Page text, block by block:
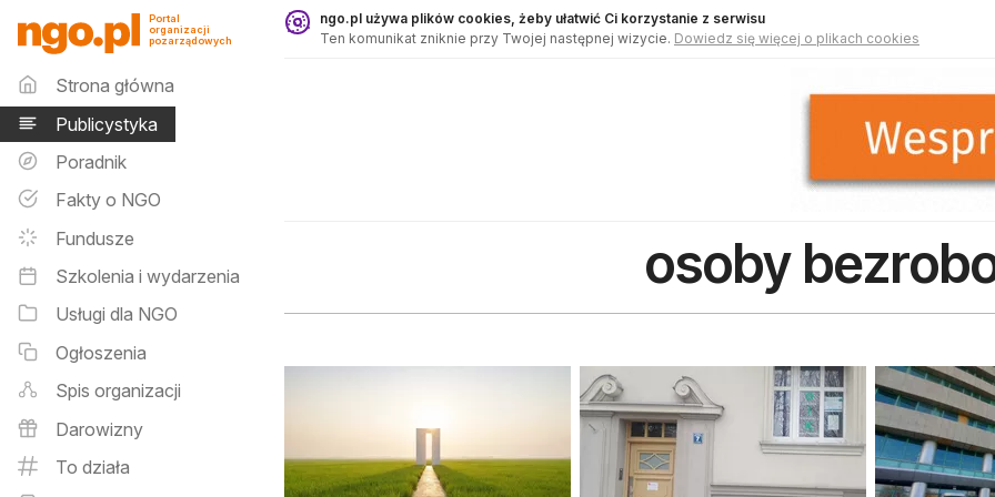
Publicystyka - ngo.pl
Portal
organizacji
pozarządowych
Menu główne
Strona główna
Publicystyka
Poradnik
Fakty o NGO
Fundusze
Szkolenia i wydarzenia
Usługi dla NGO
Ogłoszenia
Spis organizacji
Darowizny
To działa
ngo.pl używa plików cookies, żeby ułatwić Ci korzystanie z serwisu
Ten komunikat zniknie przy Twojej następnej wizycie. Dowiedz się więcej o plikach cookies
osoby